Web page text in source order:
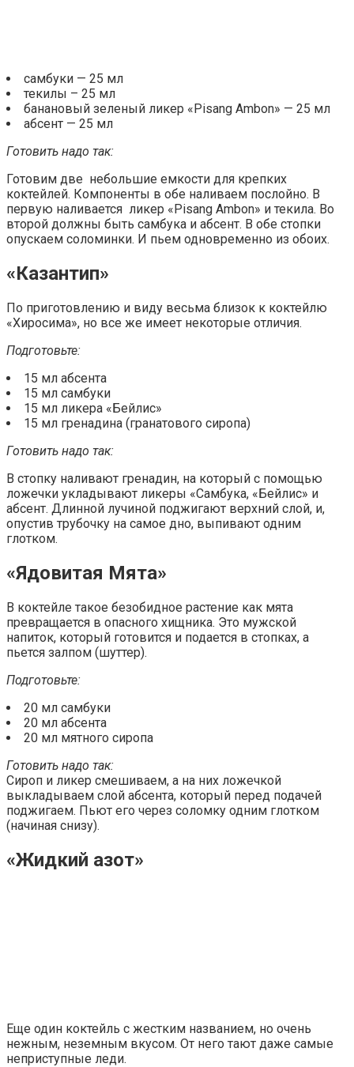
самбуки — 25 мл
текилы – 25 мл
банановый зеленый ликер «Pisang Ambon» — 25 мл
абсент — 25 мл
Готовить надо так:
Готовим две небольшие емкости для крепких
коктейлей. Компоненты в обе наливаем послойно. В
первую наливается ликер «Pisang Ambon» и текила. Во
второй должны быть самбука и абсент. В обе стопки
опускаем соломинки. И пьем одновременно из обоих.
«Казантип»
По приготовлению и виду весьма близок к коктейлю
«Хиросима», но все же имеет некоторые отличия.
Подготовьте:
15 мл абсента
15 мл самбуки
15 мл ликера «Бейлис»
15 мл гренадина (гранатового сиропа)
Готовить надо так:
В стопку наливают гренадин, на который с помощью
ложечки укладывают ликеры «Самбука, «Бейлис» и
абсент. Длинной лучиной поджигают верхний слой, и,
опустив трубочку на самое дно, выпивают одним
глотком.
«Ядовитая Мята»
В коктейле такое безобидное растение как мята
превращается в опасного хищника. Это мужской
напиток, который готовится и подается в стопках, а
пьется залпом (шуттер).
Подготовьте:
20 мл самбуки
20 мл абсента
20 мл мятного сиропа
Готовить надо так:
Сироп и ликер смешиваем, а на них ложечкой
выкладываем слой абсента, который перед подачей
поджигаем. Пьют его через соломку одним глотком
(начиная снизу).
«Жидкий азот»
Еще один коктейль с жестким названием, но очень
нежным, неземным вкусом. От него тают даже самые
неприступные леди.